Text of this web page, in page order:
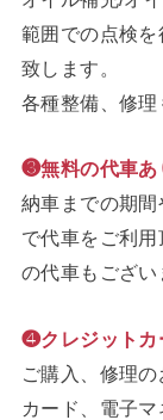
範囲での点検
致します。
各種整備、修理
❸無料の代車あ
納車までの期
で代車をご利
の代車もござい
❹クレジットカ
ご購入、修理
カード、電子